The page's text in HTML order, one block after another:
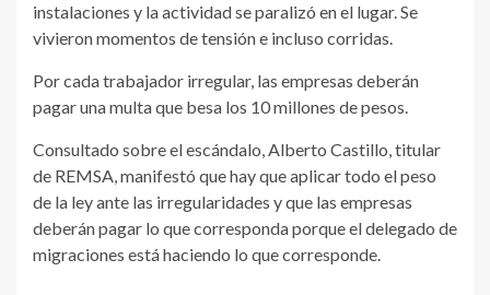
instalaciones y la actividad se paralizó en el lugar. Se
vivieron momentos de tensión e incluso corridas.
Por cada trabajador irregular, las empresas deberán
pagar una multa que besa los 10 millones de pesos.
Consultado sobre el escándalo, Alberto Castillo, titular
de REMSA, manifestó que hay que aplicar todo el peso
de la ley ante las irregularidades y que las empresas
deberán pagar lo que corresponda porque el delegado de
migraciones está haciendo lo que corresponde.